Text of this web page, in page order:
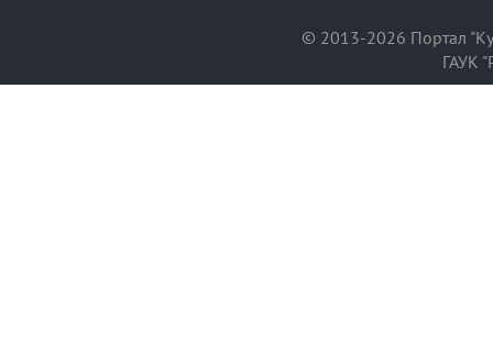
© 2013-2026 Портал
ГАУК